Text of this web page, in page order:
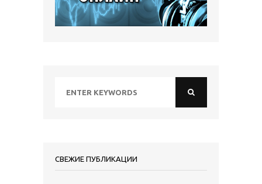
СВЕЖИЕ ПУБЛИКАЦИИ